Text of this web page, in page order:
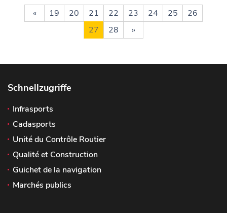
« 19 20 21 22 23 24 25
26
27
28 »
Schnellzugriffe
Infrasports
Cadasports
Unité du Contrôle Routier
Qualité et Construction
Guichet de la navigation
Marchés publics